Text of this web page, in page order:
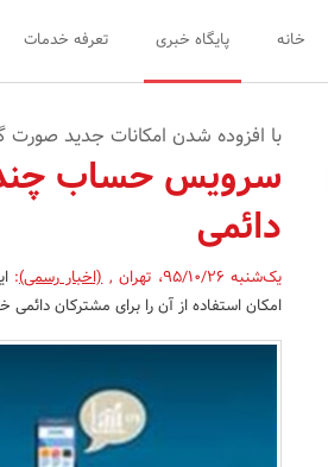
خانه پایگاه خبری تعرفه خدمات
با افزوده شدن امکانات جدید صورت
سرویس حساب چند
دائمی
یک‌شنبه 95/10/26 ، تهران ,(اخبار رسمی):
امکان استفاده از آن را برای مشترکان دائمی